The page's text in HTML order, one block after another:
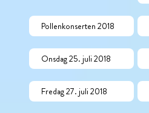
Pollenkonserten 2018
Onsdag 25. juli 2018
Fredag 27. juli 2018